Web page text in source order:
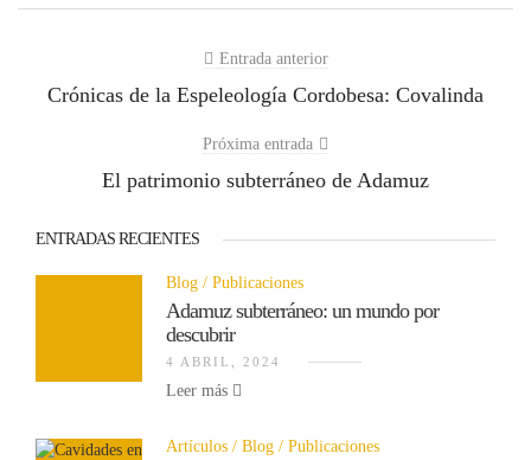
Entrada anterior
Crónicas de la Espeleología Cordobesa: Covalinda
Próxima entrada
El patrimonio subterráneo de Adamuz
ENTRADAS RECIENTES
Blog Publicaciones
Adamuz subterráneo: un mundo por
descubrir
4 ABRIL, 2024
Leer más
Artículos Blog Publicaciones